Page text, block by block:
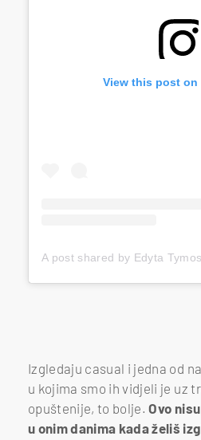
View this post on
Izgledaju casual i jedna od
u kojima smo ih vidjeli je uz
opuštenije, to bolje.Ovo
u onim danima kada želiš